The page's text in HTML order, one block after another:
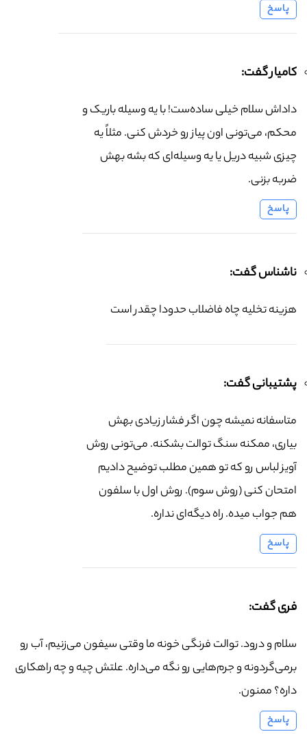
پاسخ
کامیار گفت:
داداش سلام خیلی ساده‌ست! با یه وسیله باریک و
محکم، می‌تونی اون پیاز رو خردش کنی. مثلاً یه
چیزی شبیه دریل یا یه وسیله‌ای که بشه بهش
ضربه بزنی.
پاسخ
ناشناس گفت:
هزینه تخلیه چاه فاضلاب حدودا چقدر است
پشتیبانی گفت:
متاسفانه نمیشه چون اگر فشار زیادی بهش
بیاری، ممکنه سنگ توالت بشکنه. می‌تونی روش
آویز لباس رو که تو همین مطلب توضیح دادیم
امتحان کنی (روش سوم). روش اول با سلفون
هم جواب میده. راه دیگه‌ای نداره.
پاسخ
فری گفت:
سلام و درود. توالت فرنگی خونه ما وقتی سیفون می‌زنیم، آب رو
برمی‌گردونه و جرم‌هایی رو نگه می‌داره. علتش چیه و چه راهکاری
داره؟ ممنون.
پاسخ